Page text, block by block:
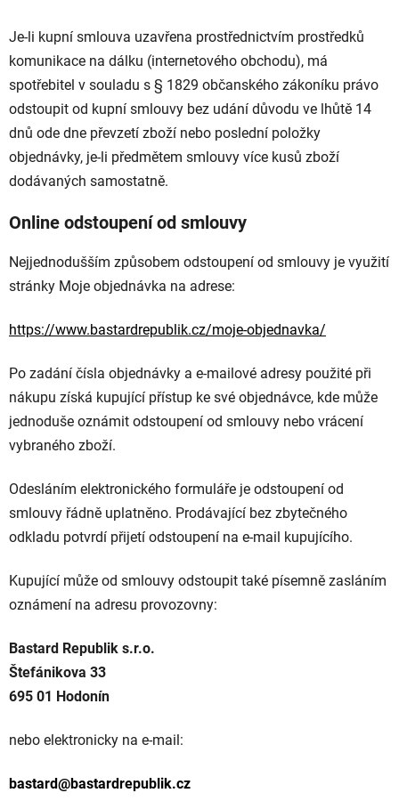
Je-li kupní smlouva uzavřena prostřednictvím prostředků
komunikace na dálku (internetového obchodu), má
spotřebitel v souladu s § 1829 občanského zákoníku právo
odstoupit od kupní smlouvy bez udání důvodu ve lhůtě 14
dnů ode dne převzetí zboží nebo poslední položky
objednávky, je-li předmětem smlouvy více kusů zboží
dodávaných samostatně.
Online odstoupení od smlouvy
Nejjednodušším způsobem odstoupení od smlouvy je využití
stránky Moje objednávka na adrese:
https://www.bastardrepublik.cz/moje-objednavka/
Po zadání čísla objednávky a e-mailové adresy použité při
nákupu získá kupující přístup ke své objednávce, kde může
jednoduše oznámit odstoupení od smlouvy nebo vrácení
vybraného zboží.
Odesláním elektronického formuláře je odstoupení od
smlouvy řádně uplatněno. Prodávající bez zbytečného
odkladu potvrdí přijetí odstoupení na e-mail kupujícího.
Kupující může od smlouvy odstoupit také písemně zasláním
oznámení na adresu provozovny:
Bastard Republik s.r.o.
Štefánikova 33
695 01 Hodonín
nebo elektronicky na e-mail:
bastard@bastardrepublik.cz